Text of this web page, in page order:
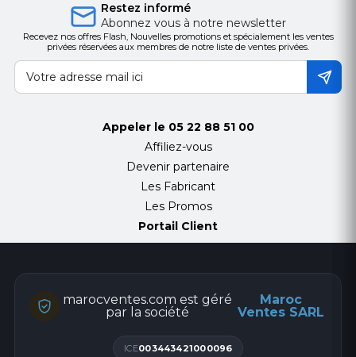
Restez informé
Abonnez vous à notre newsletter
Recevez nos offres Flash, Nouvelles promotions et spécialement les ventes
privées réservées aux membres de notre liste de ventes privées.
Appeler le 05 22 88 51 00
Affiliez-vous
Devenir partenaire
Les Fabricant
Les Promos
Portail Client
marocventes.com est géré
par la société
Maroc
Ventes SARL
ICE003443421000096